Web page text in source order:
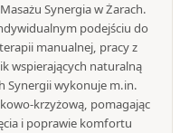
Synergia w Żarach.
podejściu do
manualnej, pracy z
wspierających naturalną
Synergii wykonuje m.in.
krzyżową, pomagając
i poprawie komfortu